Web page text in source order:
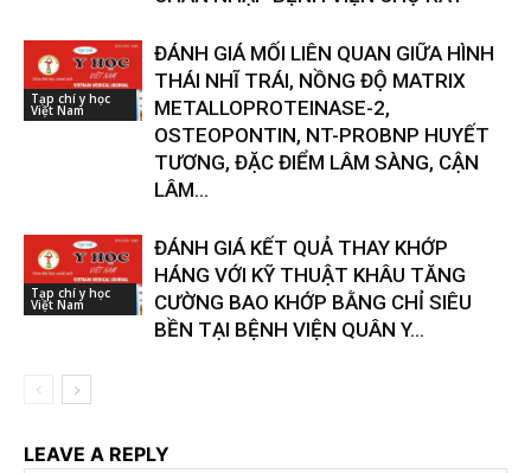
Tạp chí y học
Việt Nam
ĐÁNH GIÁ MỐI LIÊN QUAN GIỮA HÌNH
THÁI NHĨ TRÁI, NỒNG ĐỘ MATRIX
METALLOPROTEINASE-2,
OSTEOPONTIN, NT-PROBNP HUYẾT
TƯƠNG, ĐẶC ĐIỂM LÂM SÀNG, CẬN
LÂM...
Tạp chí y học
Việt Nam
ĐÁNH GIÁ KẾT QUẢ THAY KHỚP
HÁNG VỚI KỸ THUẬT KHÂU TĂNG
CƯỜNG BAO KHỚP BẰNG CHỈ SIÊU
BỀN TẠI BỆNH VIỆN QUÂN Y...
LEAVE A REPLY